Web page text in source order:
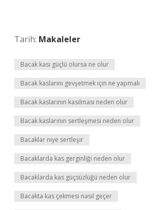
Tarih: Makaleler
Bacak kası güçlü olursa ne olur
Bacak kaslarını gevşetmek için ne yapmalı
Bacak kaslarının kasılması neden olur
Bacak kaslarının sertleşmesi neden olur
Bacaklar niye sertleşir
Bacaklarda kas gerginliği neden olur
Bacaklarda kas güçsüzlüğü neden olur
Bacakta kas çekmesi nasıl geçer